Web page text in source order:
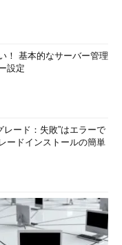
！ 基本的なサーバー管理
設定
レード：失敗”はエラーで
ドインストールの簡単